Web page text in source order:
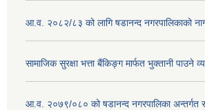
आ.व. २०८२/८३ को लागि षडानन्द नगरपालिकाको
सामाजिक सुरक्षा भत्ता बैंकिङ्ग मार्फत भुक्तानी पाउने
आ.व. २०७९/०८० को षडानन्द नगरपालिका अन्तर्गत